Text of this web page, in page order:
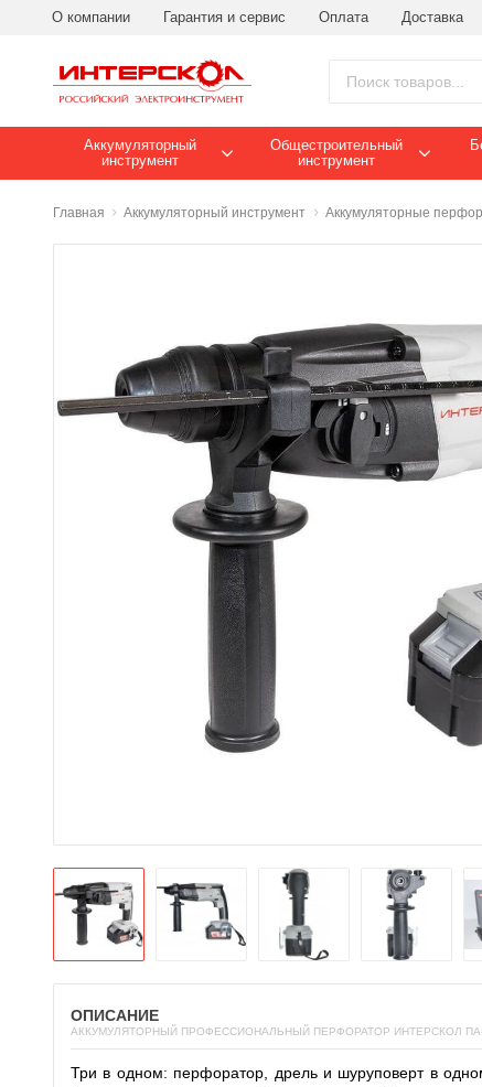
О компании Гарантия и сервис Оплата Доставка
Аккумуляторный
инструмент
Общестроительный
инструмент
Главная Аккумуляторный инструмент Аккумуляторные
ОПИСАНИЕ
АККУМУЛЯТОРНЫЙ ПРОФЕССИОНАЛЬНЫЙ ПЕРФОРАТОР ИНТЕРСКОЛ ПА-
Три в одном: перфоратор, дрель и шуруповерт в